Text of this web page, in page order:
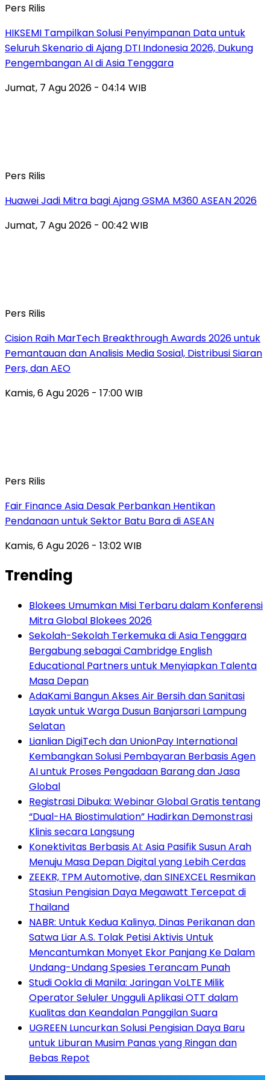
Pers Rilis
HIKSEMI Tampilkan Solusi Penyimpanan Data untuk
Seluruh Skenario di Ajang DTI Indonesia 2026, Dukung
Pengembangan AI di Asia Tenggara
Jumat, 7 Agu 2026 - 04:14 WIB
Pers Rilis
Huawei Jadi Mitra bagi Ajang GSMA M360 ASEAN 2026
Jumat, 7 Agu 2026 - 00:42 WIB
Pers Rilis
Cision Raih MarTech Breakthrough Awards 2026 untuk
Pemantauan dan Analisis Media Sosial, Distribusi Siaran
Pers, dan AEO
Kamis, 6 Agu 2026 - 17:00 WIB
Pers Rilis
Fair Finance Asia Desak Perbankan Hentikan
Pendanaan untuk Sektor Batu Bara di ASEAN
Kamis, 6 Agu 2026 - 13:02 WIB
Trending
Blokees Umumkan Misi Terbaru dalam Konferensi
Mitra Global Blokees 2026
Sekolah-Sekolah Terkemuka di Asia Tenggara
Bergabung sebagai Cambridge English
Educational Partners untuk Menyiapkan Talenta
Masa Depan
AdaKami Bangun Akses Air Bersih dan Sanitasi
Layak untuk Warga Dusun Banjarsari Lampung
Selatan
Lianlian DigiTech dan UnionPay International
Kembangkan Solusi Pembayaran Berbasis Agen
AI untuk Proses Pengadaan Barang dan Jasa
Global
Registrasi Dibuka: Webinar Global Gratis tentang
“Dual-HA Biostimulation” Hadirkan Demonstrasi
Klinis secara Langsung
Konektivitas Berbasis AI: Asia Pasifik Susun Arah
Menuju Masa Depan Digital yang Lebih Cerdas
ZEEKR, TPM Automotive, dan SINEXCEL Resmikan
Stasiun Pengisian Daya Megawatt Tercepat di
Thailand
NABR: Untuk Kedua Kalinya, Dinas Perikanan dan
Satwa Liar A.S. Tolak Petisi Aktivis Untuk
Mencantumkan Monyet Ekor Panjang Ke Dalam
Undang-Undang Spesies Terancam Punah
Studi Ookla di Manila: Jaringan VoLTE Milik
Operator Seluler Ungguli Aplikasi OTT dalam
Kualitas dan Keandalan Panggilan Suara
UGREEN Luncurkan Solusi Pengisian Daya Baru
untuk Liburan Musim Panas yang Ringan dan
Bebas Repot